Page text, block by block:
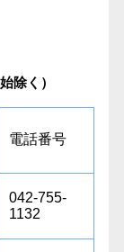
除く）
電話番号
042-755-
1132